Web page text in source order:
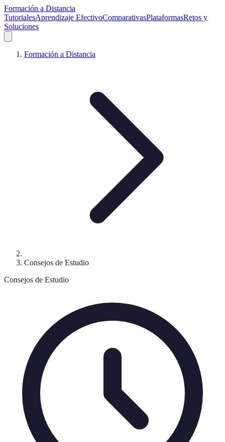
Formación a Distancia
TutorialesAprendizaje EfectivoComparativasPlataformasRetos y
Soluciones
Formación a Distancia
Consejos de Estudio
Consejos de Estudio